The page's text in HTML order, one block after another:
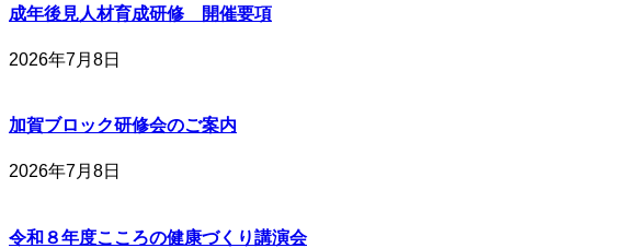
成年後見人材育成研修 開催要項
2026年7月8日
加賀ブロック研修会のご案内
2026年7月8日
令和８年度こころの健康づくり講演会